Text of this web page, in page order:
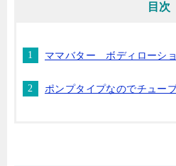
目次
ママバター ボディローシ
ポンプタイプなのでチュー